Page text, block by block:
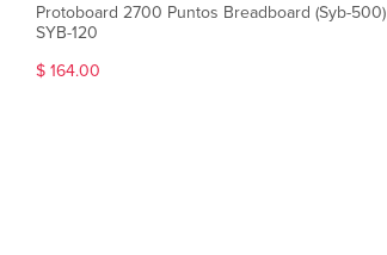
Protoboard 2700 Puntos Breadboard (Syb-500)
SYB-120
$ 164.00